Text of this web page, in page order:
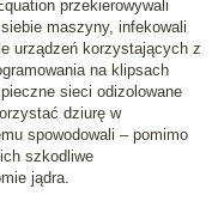
przekierowywali
maszyny, infekowali
urządzeń korzystających z
na klipsach
sieci odizolowane
dziurę w
spowodowali – pomimo
szkodliwe
jądra.